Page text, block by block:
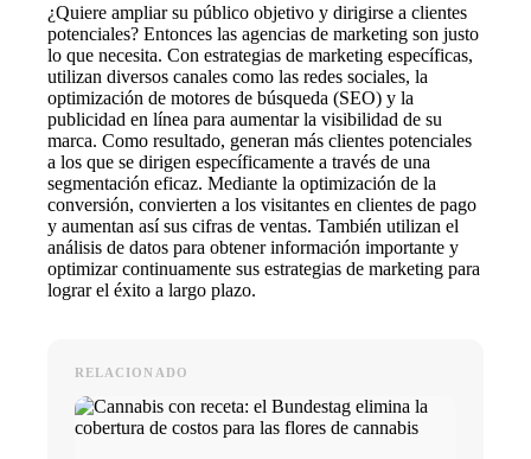
¿Quiere ampliar su público objetivo y dirigirse a clientes
potenciales? Entonces las agencias de marketing son justo
lo que necesita. Con estrategias de marketing específicas,
utilizan diversos canales como las redes sociales, la
optimización de motores de búsqueda (SEO) y la
publicidad en línea para aumentar la visibilidad de su
marca. Como resultado, generan más clientes potenciales
a los que se dirigen específicamente a través de una
segmentación eficaz. Mediante la optimización de la
conversión, convierten a los visitantes en clientes de pago
y aumentan así sus cifras de ventas. También utilizan el
análisis de datos para obtener información importante y
optimizar continuamente sus estrategias de marketing para
lograr el éxito a largo plazo.
RELACIONADO